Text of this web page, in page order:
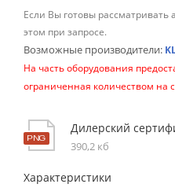
Если Вы готовы рассматривать
этом при запросе.
Возможные производители:
На часть оборудования
ограниченная количеством на
Дилерский
390,2 кб
Характеристики